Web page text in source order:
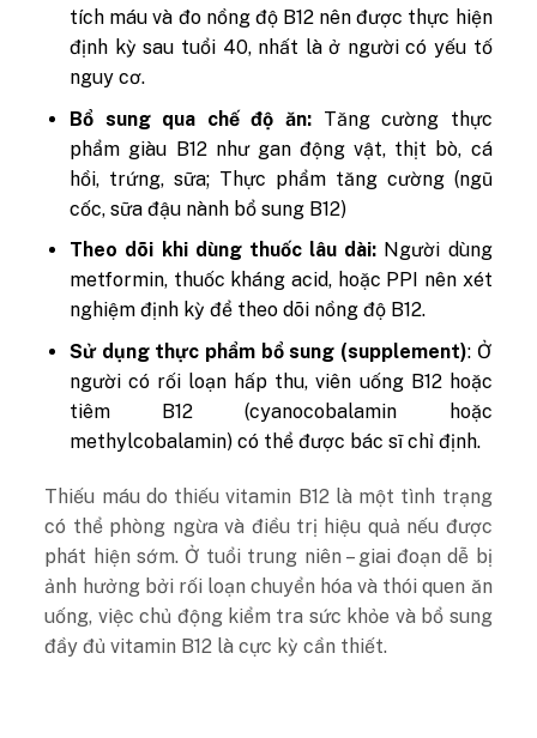
tích máu và đo nồng độ B12 nên được thực hiện
định kỳ sau tuổi 40, nhất là ở người có yếu tố
nguy cơ.
Bổ sung qua chế độ ăn: Tăng cường thực
phẩm giàu B12 như gan động vật, thịt bò, cá
hồi, trứng, sữa; Thực phẩm tăng cường (ngũ
cốc, sữa đậu nành bổ sung B12)
Theo dõi khi dùng thuốc lâu dài: Người dùng
metformin, thuốc kháng acid, hoặc PPI nên xét
nghiệm định kỳ để theo dõi nồng độ B12.
Sử dụng thực phẩm bổ sung (supplement): Ở
người có rối loạn hấp thu, viên uống B12 hoặc
tiêm B12 (cyanocobalamin hoặc
methylcobalamin) có thể được bác sĩ chỉ định.
Thiếu máu do thiếu vitamin B12 là một tình trạng
có thể phòng ngừa và điều trị hiệu quả nếu được
phát hiện sớm. Ở tuổi trung niên – giai đoạn dễ bị
ảnh hưởng bởi rối loạn chuyển hóa và thói quen ăn
uống, việc chủ động kiểm tra sức khỏe và bổ sung
đầy đủ vitamin B12 là cực kỳ cần thiết.